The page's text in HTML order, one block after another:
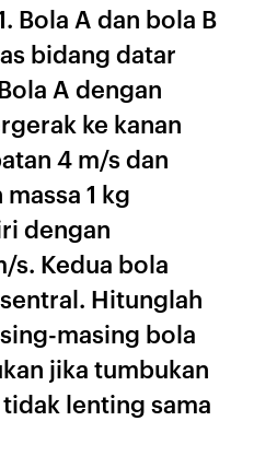
Bola A dan bola B
bidang datar
A dengan
ke kanan
4 m/s dan
1 kg
dengan
s. Kedua bola
Hitunglah
masing bola
jika tumbukan
lenting sama